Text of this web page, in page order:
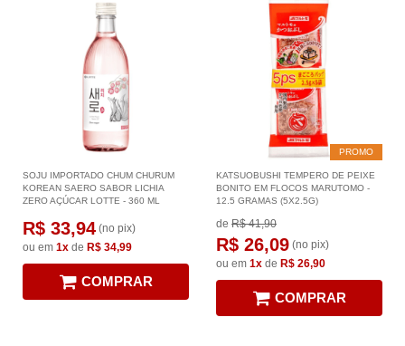
SOJU IMPORTADO CHUM CHURUM
KOREAN SAERO SABOR LICHIA
ZERO AÇÚCAR LOTTE - 360 ML
R$ 33,94 (no pix)
ou em 1x de R$ 34,99
COMPRAR
PROMO
KATSUOBUSHI TEMPERO DE PEIXE
BONITO EM FLOCOS MARUTOMO -
12.5 GRAMAS (5X2.5G)
de R$ 41,90
R$ 26,09 (no pix)
ou em 1x de R$ 26,90
COMPRAR